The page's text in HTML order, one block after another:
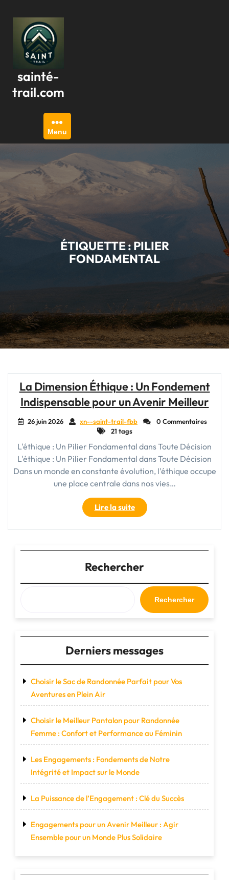
contenu
sainté-
trail.com
Menu
ÉTIQUETTE :PILIER
FONDAMENTAL
La Dimension Éthique : Un Fondement
Indispensable pour un Avenir Meilleur
26 juin 2026 xn--saint-trail-fbb
0 Commentaires
21 tags
L'éthique : Un Pilier Fondamental dans Toute Décision
L'éthique : Un Pilier Fondamental dans Toute Décision
Dans un monde en constante évolution, l'éthique occupe
une place centrale dans nos vies…
Lire la suite"La
Dimension
Éthique
Un
Fondement
Indispensable
pour
un
Avenir
Rechercher
Rechercher
Derniers messages
Choisir le Sac de Randonnée Parfait pour Vos
Aventures en Plein Air
Choisir le Meilleur Pantalon pour Randonnée
Femme : Confort et Performance au Féminin
Les Engagements : Fondements de Notre
Intégrité et Impact sur le Monde
La Puissance de l’Engagement : Clé du Succès
Engagements pour un Avenir Meilleur : Agir
Ensemble pour un Monde Plus Solidaire